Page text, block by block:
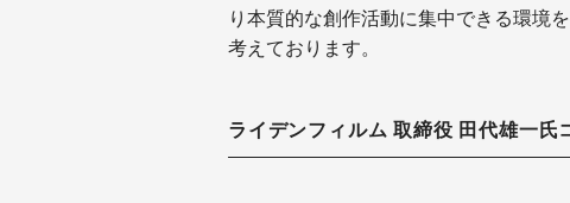
り本質的な創作活動に集中できる環境
考えております。
ライデンフィルム 取締役 田代雄一氏